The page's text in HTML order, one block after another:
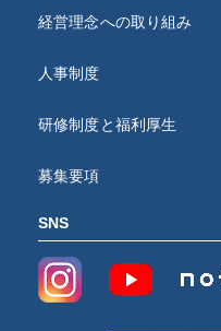
経営理念への取り組み
人事制度
研修制度と福利厚生
募集要項
SNS